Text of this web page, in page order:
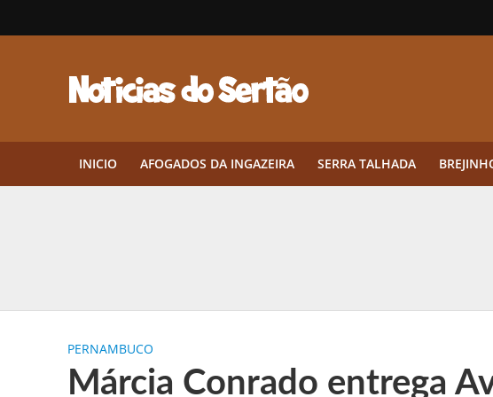
INICIO AFOGADOS DA INGAZEIRA SERRA TALHADA
Twin lança torneio semanal “Mestres das Rodadas”
PERNAMBUCO
Márcia Conrado entrega